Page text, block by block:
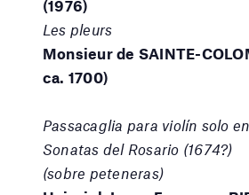
(1976)
Les pleurs
Monsieur de SAINTE-
ca. 1700)
Passacaglia para violín solo
Sonatas del Rosario (1674?)
(sobre peteneras)